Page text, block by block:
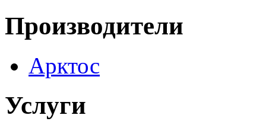
Производители
Арктос
Услуги